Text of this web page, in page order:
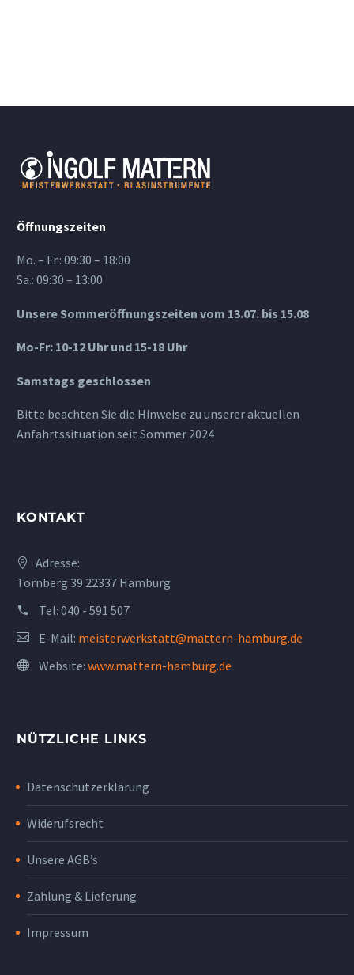
Öffnungszeiten
Mo. – Fr.: 09:30 – 18:00
Sa.: 09:30 – 13:00
Unsere Sommeröffnungszeiten vom 13.07. bis 15.08
Mo-Fr: 10-12 Uhr und 15-18 Uhr
Samstags geschlossen
Bitte beachten Sie die Hinweise zu unserer aktuellen
Anfahrtssituation seit Sommer 2024
KONTAKT
Adresse:
Tornberg 39 22337 Hamburg
Tel: 040 - 591 507
E-Mail: meisterwerkstatt@mattern-hamburg.de
Website: www.mattern-hamburg.de
NÜTZLICHE LINKS
Datenschutzerklärung
Widerufsrecht
Unsere AGB’s
Zahlung & Lieferung
Impressum